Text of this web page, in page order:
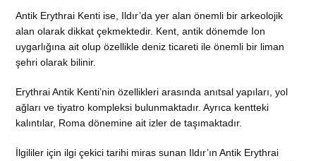
Antik Erythrai Kenti ise, Ildır’da yer alan önemli bir arkeolojik
alan olarak dikkat çekmektedir. Kent, antik dönemde Ion
uygarlığına ait olup özellikle deniz ticareti ile önemli bir liman
şehri olarak bilinir.
Erythrai Antik Kenti’nin özellikleri arasında anıtsal yapıları, yol
ağları ve tiyatro kompleksi bulunmaktadır. Ayrıca kentteki
kalıntılar, Roma dönemine ait izler de taşımaktadır.
İlgililer için ilgi çekici tarihi miras sunan Ildır’ın Antik Erythrai